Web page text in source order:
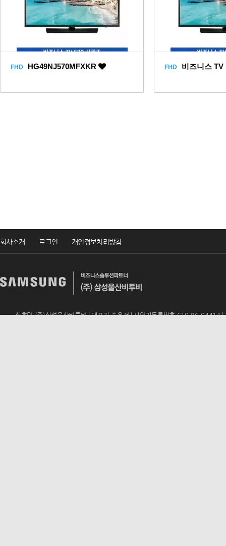
FHD HG49NJ570MFXKR FHD 비즈니스
회사소개 로그인 개인정보처리방침
상호명 (주)삼성울산비투비 | 대표자 송윤서 | 사업자등록번호 610-86-